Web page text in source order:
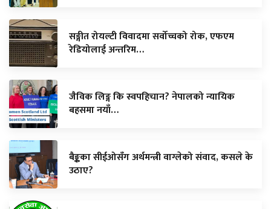
सङ्गीत रोयल्टी विवादमा सर्वोच्चको रोक, एफएम
रेडियोलाई अन्तरिम…
जैविक लिङ्ग कि स्वपहिचान? नेपालको न्यायिक
बहसमा नयाँ…
बैङ्कका सीईओसँग अर्थमन्त्री वाग्लेको संवाद, कसले के
उठाए?